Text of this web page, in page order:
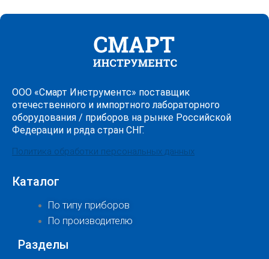
ООО «Смарт Инструментс» поставщик
отечественного и импортного лабораторного
оборудования / приборов на рынке Российской
Федерации и ряда стран СНГ.
Политика обработки персональных данных
Каталог
По типу приборов
По производителю
Разделы